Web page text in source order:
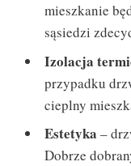
mieszkanie
sąsiedzi
Izolacja
przypadku
cieplny
Estetyka –
Dobrze